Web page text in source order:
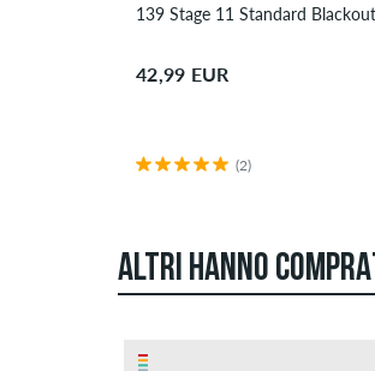
139 Stage 11 Standard
42,99 EUR
(2)
ALTRI HANNO